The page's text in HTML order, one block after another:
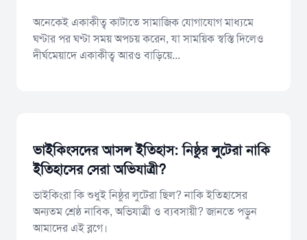
অনেকেই একাকীত্ব কাটাতে সামাজিক যোগাযোগ মাধ্যমে
ঘণ্টার পর ঘণ্টা সময় অপচয় করেন, যা সাময়িক স্বস্তি দিলেও
দীর্ঘমেয়াদে একাকীত্ব আরও বাড়িয়ে...
ভাইকিংসদের আসল ইতিহাস: নিষ্ঠুর লুটেরা নাকি
ইতিহাসের সেরা অভিযাত্রী?
ভাইকিংরা কি শুধুই নিষ্ঠুর লুটেরা ছিল? নাকি ইতিহাসের
অন্যতম শ্রেষ্ঠ নাবিক, অভিযাত্রী ও ব্যবসায়ী? জানতে পড়ুন
আমাদের এই ব্লগে।